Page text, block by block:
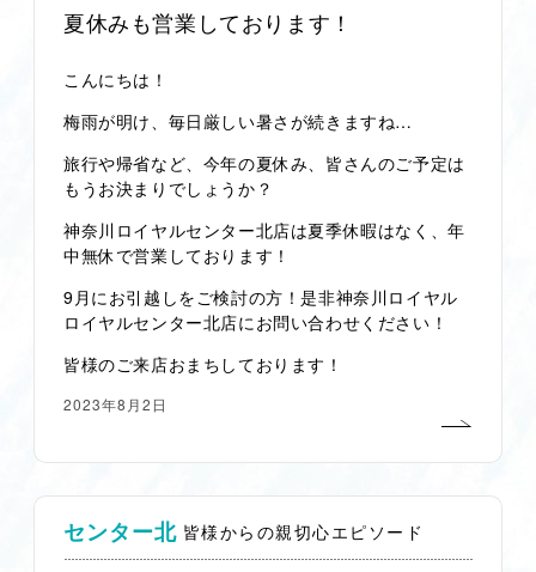
夏休みも営業しております！
こんにちは！
梅雨が明け、毎日厳しい暑さが続きますね…
旅行や帰省など、今年の夏休み、皆さんのご予定は
もうお決まりでしょうか？
神奈川ロイヤルセンター北店は夏季休暇はなく、年
中無休で営業しております！
9月にお引越しをご検討の方！是非神奈川ロイヤル
ロイヤルセンター北店にお問い合わせください！
皆様のご来店おまちしております！
2023年8月2日
センター北 皆様からの親切心エピソード